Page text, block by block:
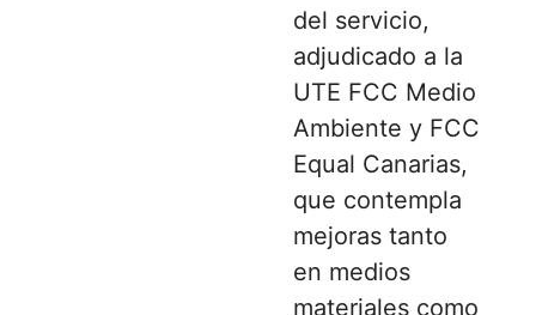
del servicio,
adjudicado a la
UTE FCC Medio
Ambiente y FCC
Equal Canarias,
que contempla
mejoras tanto
en medios
materiales como